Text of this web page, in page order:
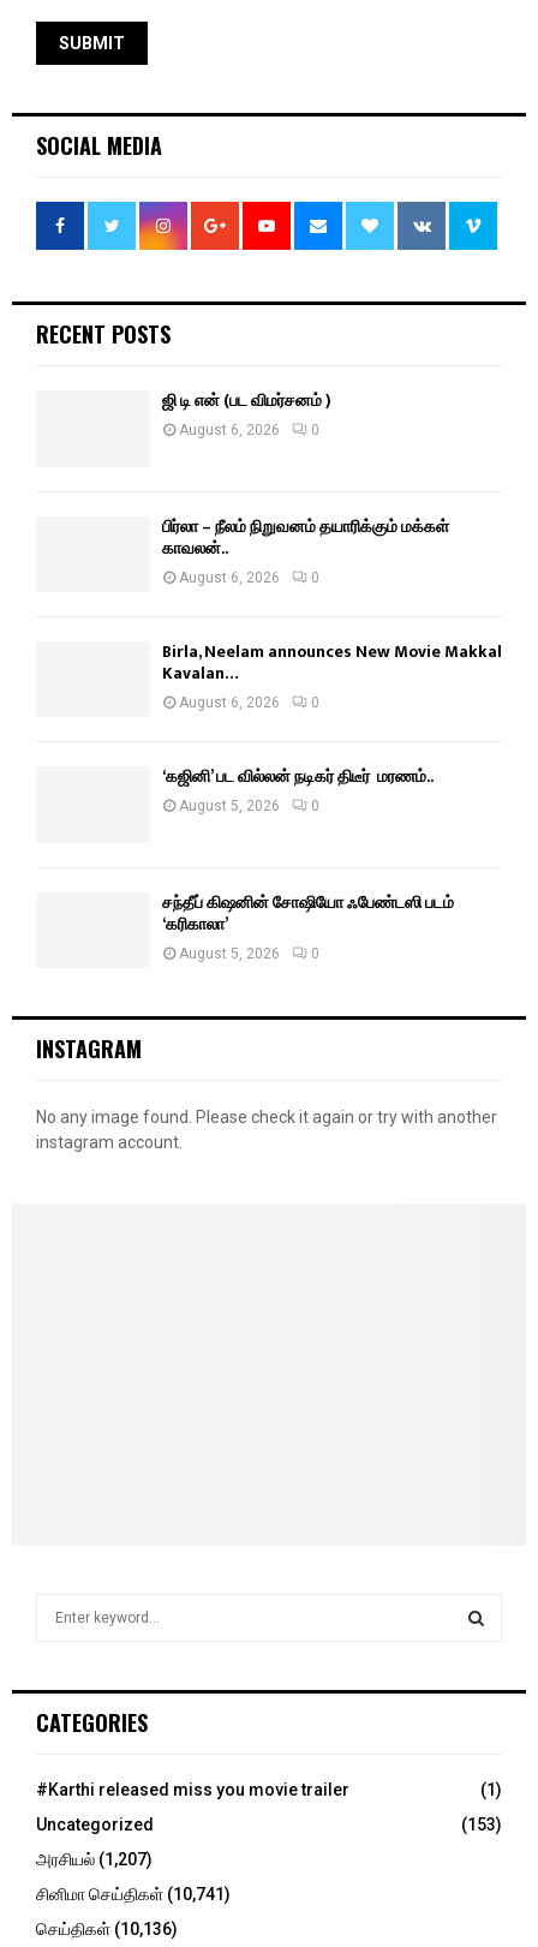
SOCIAL MEDIA
RECENT POSTS
ஜி டி என் (பட விமர்சனம் )
August 6, 2026 0
பிர்லா – நீலம் நிறுவனம் தயாரிக்கும் மக்கள்
காவலன்..
August 6, 2026 0
Birla, Neelam announces New Movie Makkal
Kavalan…
August 6, 2026 0
‘கஜினி’ பட வில்லன் நடிகர் திடீர் மரணம்..
August 5, 2026 0
சந்தீப் கிஷனின் சோஷியோ ஃபேண்டஸி படம்
‘கரிகாலா’
August 5, 2026 0
INSTAGRAM
No any image found. Please check it again or try with another
instagram account.
h
o
:
CATEGORIES
#Karthi released miss you movie trailer
(1)
Uncategorized
(153)
அரசியல் (1,207)
சினிமா செய்திகள் (10,741)
செய்திகள் (10,136)